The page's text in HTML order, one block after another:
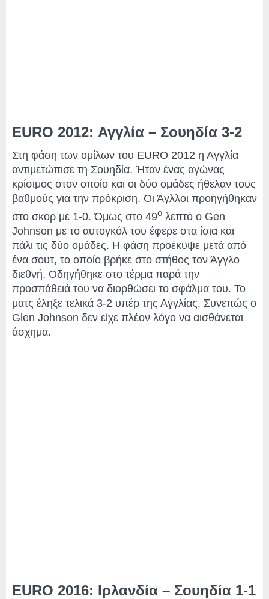
EURO 2012: Αγγλία – Σουηδία 3-2
Στη φάση των ομίλων του EURO 2012 η Αγγλία
αντιμετώπισε τη Σουηδία. Ήταν ένας αγώνας
κρίσιμος στον οποίο και οι δύο ομάδες ήθελαν τους
βαθμούς για την πρόκριση. Οι Άγλλοι προηγήθηκαν
στο σκορ με 1-0. Όμως στο 49ο λεπτό ο Gen
Johnson με το αυτογκόλ του έφερε στα ίσια και
πάλι τις δύο ομάδες. Η φάση προέκυψε μετά από
ένα σουτ, το οποίο βρήκε στο στήθος τον Άγγλο
διεθνή. Οδηγήθηκε στο τέρμα παρά την
προσπάθειά του να διορθώσει το σφάλμα του. Το
ματς έληξε τελικά 3-2 υπέρ της Αγγλίας. Συνεπώς ο
Glen Johnson δεν είχε πλέον λόγο να αισθάνεται
άσχημα.
EURO 2016: Ιρλανδία – Σουηδία 1-1